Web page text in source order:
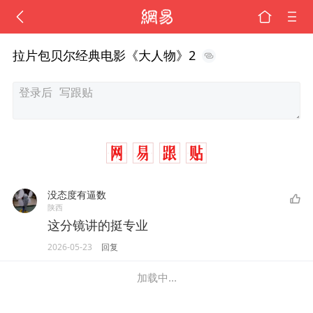
拉片包贝尔经典电影《大人物》2
没态度有逼数
陕西
这分镜讲的挺专业
2026-05-23 回复
加载中...